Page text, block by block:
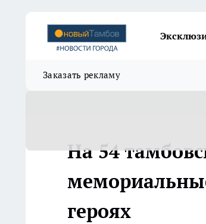
Заказать рекламу
На 54
героях